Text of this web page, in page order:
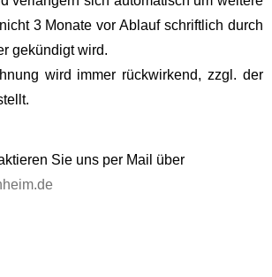
3 Monate vor Ablauf schriftlich durch
gekündigt wird.
wird immer rückwirkend, zzgl. der
Sie uns per Mail über